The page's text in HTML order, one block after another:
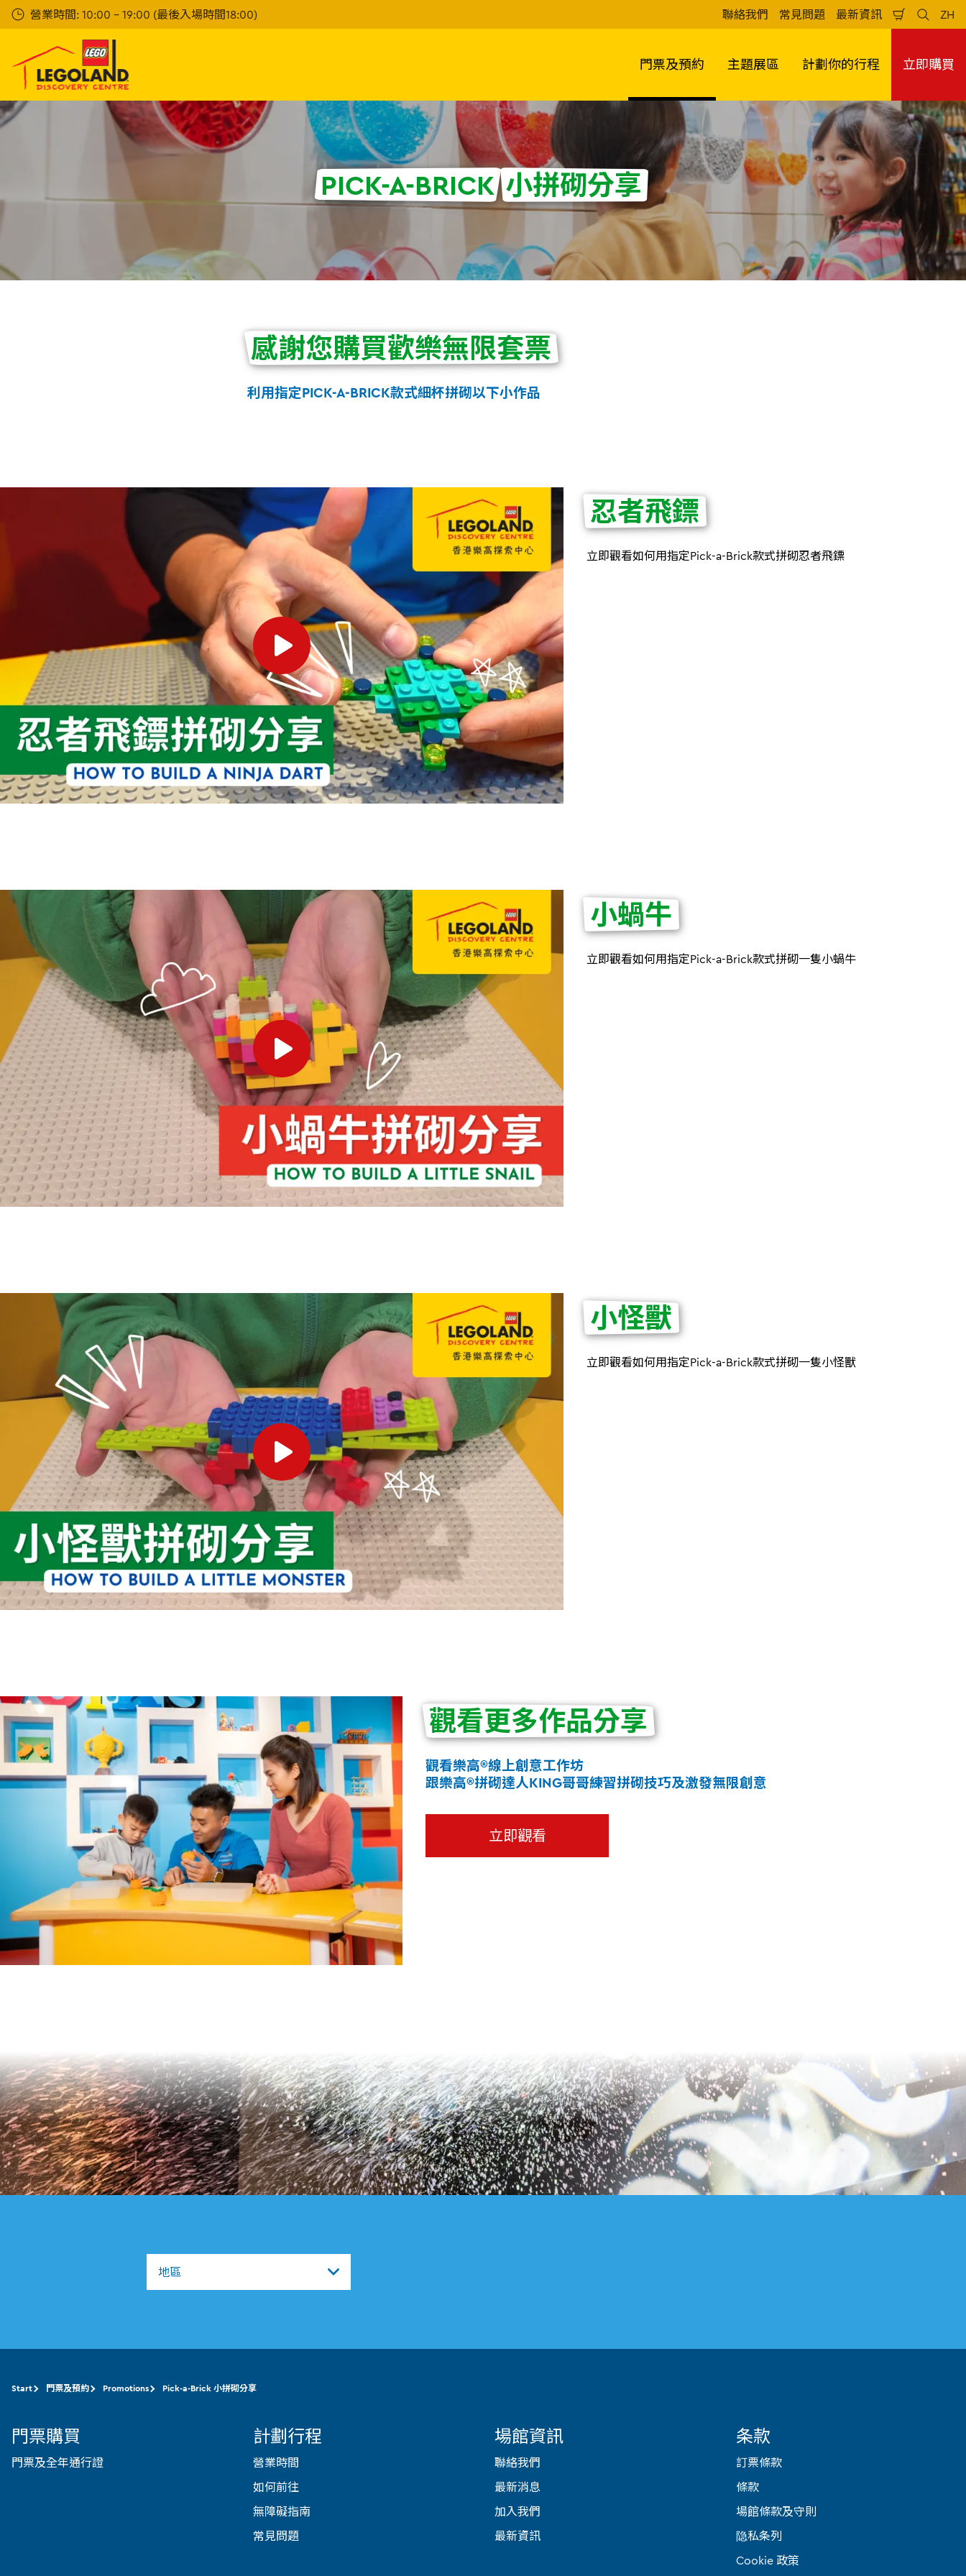
Skip
to
content
營業時間: 10:00 - 19:00 (最後入場時間18:00) 聯絡我們 常見問題 最新資訊
Shopping
Cart
Search
ZH
門票及預約 主題展區 計劃你的行程 立即購買
PICK-A-BRICK 小拼砌分享
感謝您購買歡樂無限套票
利用指定PICK-A-BRICK款式細杯拼砌以下小作品
忍者飛鏢
立即觀看如何用指定Pick-a-Brick款式拼砌忍者飛鏢
小蝸牛
立即觀看如何用指定Pick-a-Brick款式拼砌一隻小蝸牛
小怪獸
立即觀看如何用指定Pick-a-Brick款式拼砌一隻小怪獸
觀看更多作品分享
觀看樂高®線上創意工作坊
跟樂高®拼砌達人KING哥哥練習拼砌技巧及激發無限創意
立即觀看
地區
Start 門票及預約 Promotions Pick-a-Brick 小拼砌分享
門票購買
門票及全年通行證
計劃行程
營業時間
如何前往
無障礙指南
常見問題
場館資訊
聯絡我們
最新消息
加入我們
最新資訊
条款
訂票條款
條款
場館條款及守則
隐私条列
Cookie 政策